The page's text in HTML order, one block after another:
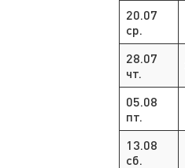
20.07
ср.
28.07
чт.
05.08
пт.
13.08
сб.